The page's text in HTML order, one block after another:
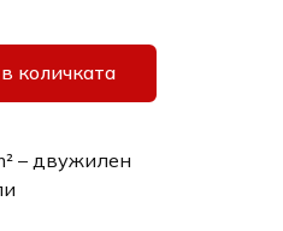
количката
– двужилен